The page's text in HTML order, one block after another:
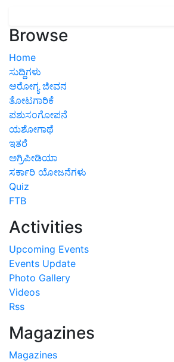
Browse
Home
ಸುದ್ದಿಗಳು
ಆರೋಗ್ಯ ಜೀವನ
ತೋಟಗಾರಿಕೆ
ಪಶುಸಂಗೋಪನೆ
ಯಶೋಗಾಥೆ
ಇತರೆ
ಅಗ್ರಿಪೀಡಿಯಾ
ಸರ್ಕಾರಿ ಯೋಜನೆಗಳು
Quiz
FTB
Activities
Upcoming Events
Events Update
Photo Gallery
Videos
Rss
Magazines
Magazines